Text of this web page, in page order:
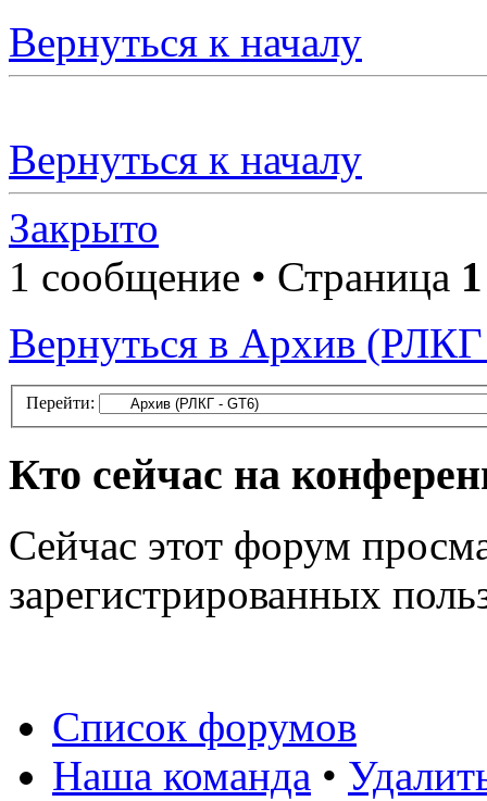
Вернуться к началу
Вернуться к началу
Закрыто
1 сообщение • Страница 1
Вернуться в Архив
Перейти:
Кто сейчас на
Сейчас этот форум
зарегистрированных
Список форумов
Наша команда •